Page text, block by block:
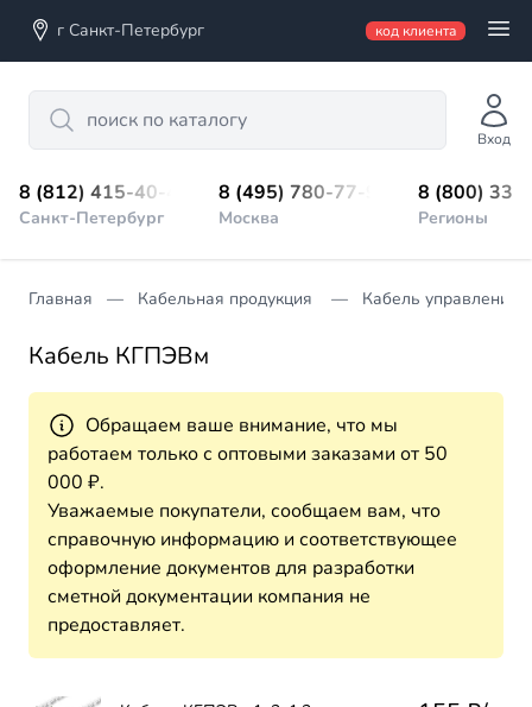
г Санкт-Петербург код клиента
Search
Вход
8 (812) 415-40-45
Санкт-Петербург
8 (495) 780-77-98
Москва
8 (800)
Регионы
Главная Кабельная продукция Кабель управления
Кабель КГПЭВм
Обращаем ваше внимание, что мы
работаем только с оптовыми заказами от 50
000 ₽.
Уважаемые покупатели, сообщаем вам, что
справочную информацию и соответствующее
оформление документов для разработки
сметной документации компания не
предоставляет.